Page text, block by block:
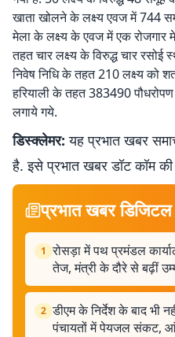
खाता खोलने के लक्ष्य एवज में 744
मेला के लक्ष्य के एवज में एक रोजगार
तहत चार लक्ष्य के विरुद्ध चार रसोई
निवेष निधि के तहत 210 लक्ष्य को
हरियाली के तहत 383490
लगाये गये.
डिस्क्लेमर: यह प्रभात खबर
है. इसे प्रभात खबर डॉट कॉम की
प्रभात खबर डिजिटल
1 रोसड़ा में पथ प्रमंडल
तेज, मंत्री के दौरे से बढ़ीं
2 डीएम के निर्देश के बाद भी
पंचायतों में पेयजल संकट,